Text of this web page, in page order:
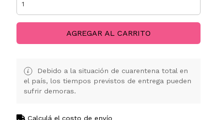
AGREGAR AL CARRITO
Debido a la situación de cuarentena total en
el país, los tiempos previstos de entrega pueden
sufrir demoras.
Calculá el costo de envío